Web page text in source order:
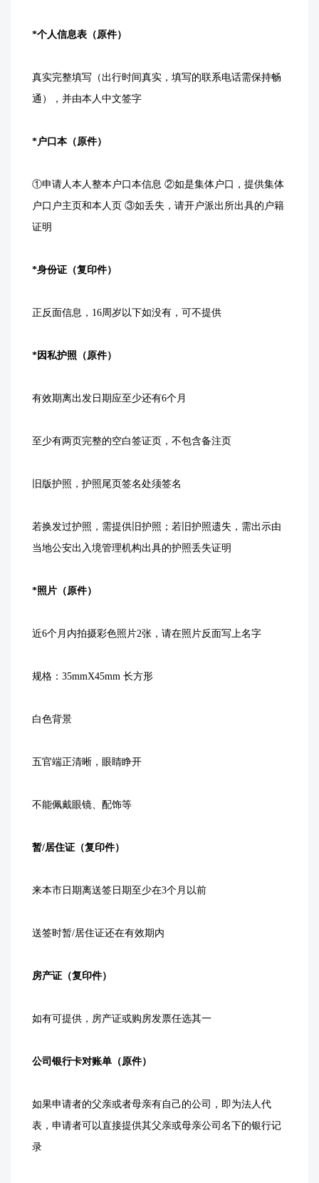
*个人信息表（原件）
真实完整填写（出行时间真实，填写的联系电话需保持畅
通），并由本人中文签字
*户口本（原件）
①申请人本人整本户口本信息 ②如是集体户口，提供集体
户口户主页和本人页 ③如丢失，请开户派出所出具的户籍
证明
*身份证（复印件）
正反面信息，16周岁以下如没有，可不提供
*因私护照（原件）
有效期离出发日期应至少还有6个月
至少有两页完整的空白签证页，不包含备注页
旧版护照，护照尾页签名处须签名
若换发过护照，需提供旧护照；若旧护照遗失，需出示由
当地公安出入境管理机构出具的护照丢失证明
*照片（原件）
近6个月内拍摄彩色照片2张，请在照片反面写上名字
规格：35mmX45mm 长方形
白色背景
五官端正清晰，眼睛睁开
不能佩戴眼镜、配饰等
暂/居住证（复印件）
来本市日期离送签日期至少在3个月以前
送签时暂/居住证还在有效期内
房产证（复印件）
如有可提供，房产证或购房发票任选其一
公司银行卡对账单（原件）
如果申请者的父亲或者母亲有自己的公司，即为法人代
表，申请者可以直接提供其父亲或母亲公司名下的银行记
录